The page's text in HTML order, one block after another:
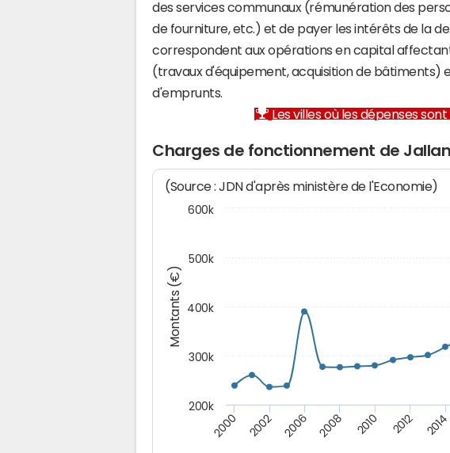
des services communaux (rémunération des
de fourniture, etc.) et de payer les intérêts de la
correspondent aux opérations en capital
(travaux d'équipement, acquisition de bâtiments)
d'emprunts.
Les villes où les dépenses
Charges de fonctionnement de
Montants (€)
(Source : JDN d'après ministère de l'Economie)
2000 2002 2006 2008 2010 2012 2014
200k
300k
400k
500k
600k